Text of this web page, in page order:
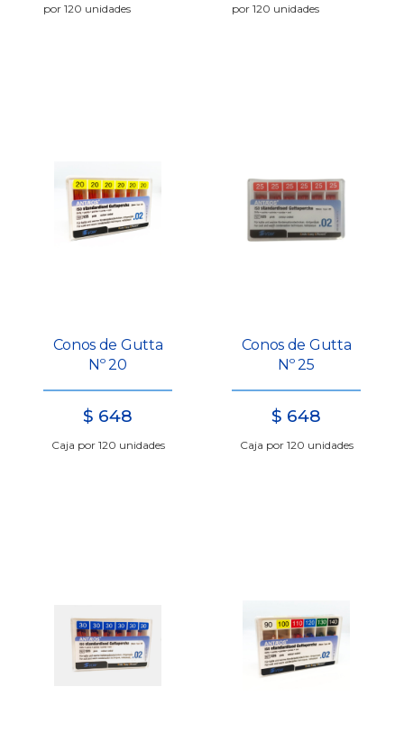
por 120 unidades
por 120 unidades
Conos de Gutta
Nº 20
$ 648
Caja por 120 unidades
Conos de Gutta
Nº 25
$ 648
Caja por 120 unidades